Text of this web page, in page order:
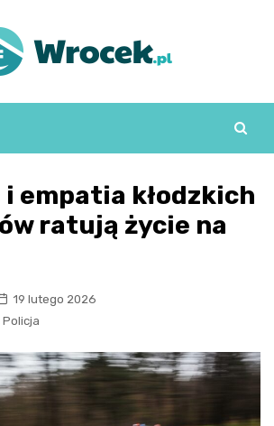
empatia kłodzkich
ratują życie na
19 lutego 2026
Policja